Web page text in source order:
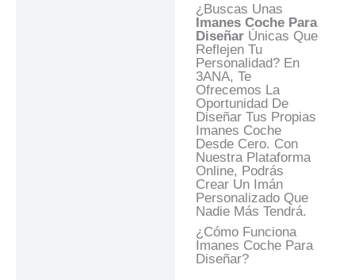
¿Buscas Unas
Imanes Coche Para
Diseñar Únicas Que
Reflejen Tu
Personalidad? En
3ANA, Te
Ofrecemos La
Oportunidad De
Diseñar Tus Propias
Imanes Coche
Desde Cero. Con
Nuestra Plataforma
Online, Podrás
Crear Un Imán
Personalizado Que
Nadie Más Tendrá.
¿Cómo Funciona
Imanes Coche Para
Diseñar?